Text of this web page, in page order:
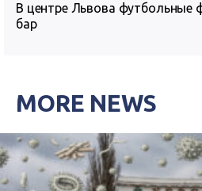
В центре Львова футбольные
бар
MORE NEWS